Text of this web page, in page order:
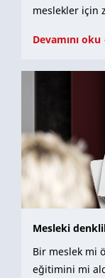
meslekler için
Devamını oku
Mesleki
Bir meslek mi
eğitimini mi